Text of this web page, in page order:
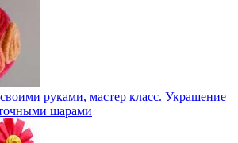
руками, мастер класс. Украшение
шарами